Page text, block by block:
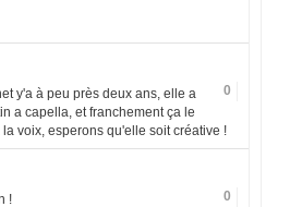
0
y'a à peu près deux ans, elle a
a capella, et franchement ça le
voix, esperons qu'elle soit créative !
0
!